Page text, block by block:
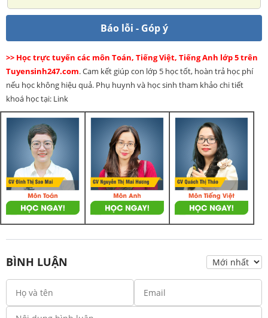
Báo lỗi - Góp ý
>> Học trực tuyến các môn Toán, Tiếng Việt, Tiếng Anh lớp 5 trên
Tuyensinh247.com. Cam kết giúp con lớp 5 học tốt, hoàn trả học phí
nếu học không hiệu quả. Phụ huynh và học sinh tham khảo chi tiết
khoá học tại: Link
BÌNH LUẬN